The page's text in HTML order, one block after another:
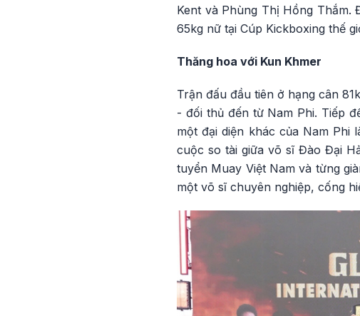
Kent và Phùng Thị Hồng Thắm.
65kg nữ tại Cúp Kickboxing thế
Thăng hoa với Kun Khmer
Trận đấu đầu tiên ở hạng cân
- đối thủ đến từ Nam Phi. Tiếp
một đại diện khác của Nam Phi
cuộc so tài giữa võ sĩ Đào Đại
tuyển Muay Việt Nam và từng
một võ sĩ chuyên nghiệp, cống